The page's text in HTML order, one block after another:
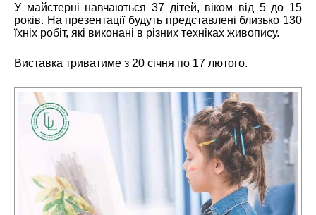
У майстерні навчаються 37 дітей, віком від 5 до 15
років. На презентації будуть представлені близько 130
їхніх робіт, які виконані в різних техніках живопису.
Виставка триватиме з 20 січня по 17 лютого.